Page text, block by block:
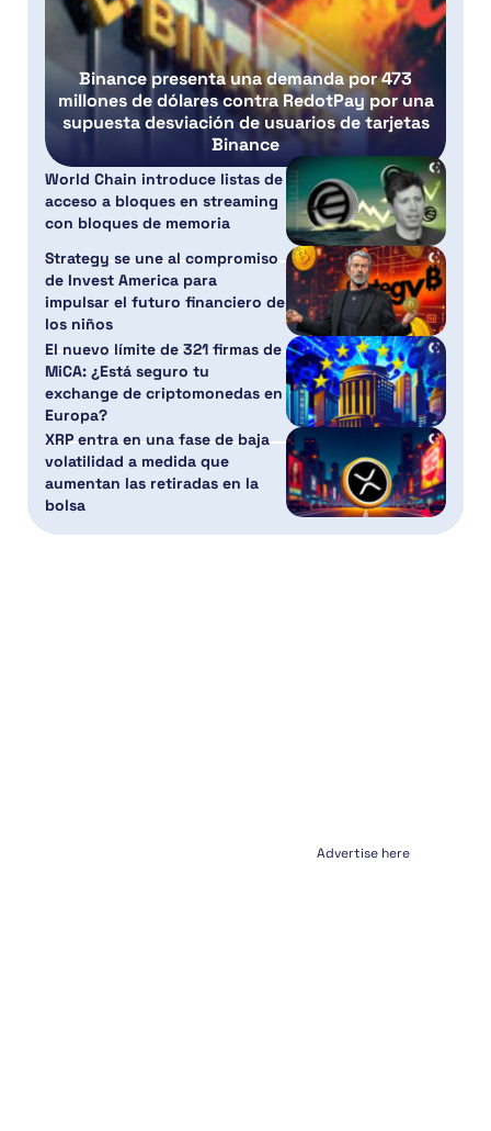
Binance presenta una demanda por 473
millones de dólares contra RedotPay por una
supuesta desviación de usuarios de tarjetas
Binance
World Chain introduce listas de
acceso a bloques en streaming
con bloques de memoria
Strategy se une al compromiso
de Invest America para
impulsar el futuro financiero de
los niños
El nuevo límite de 321 firmas de
MiCA: ¿Está seguro tu
exchange de criptomonedas en
Europa?
XRP entra en una fase de baja
volatilidad a medida que
aumentan las retiradas en la
bolsa
Advertise here